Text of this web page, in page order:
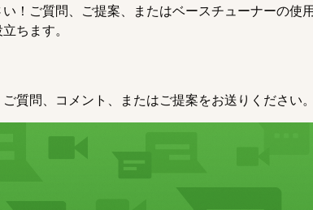
！ご質問、ご提案、またはベースチューナーの
ちます。
質問、コメント、またはご提案をお送りください